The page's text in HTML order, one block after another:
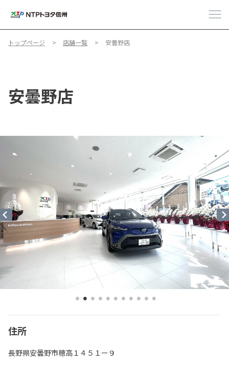
トップページ 店舗一覧 安曇野店
安曇野店
住所
長野県安曇野市穂高１４５１ー９